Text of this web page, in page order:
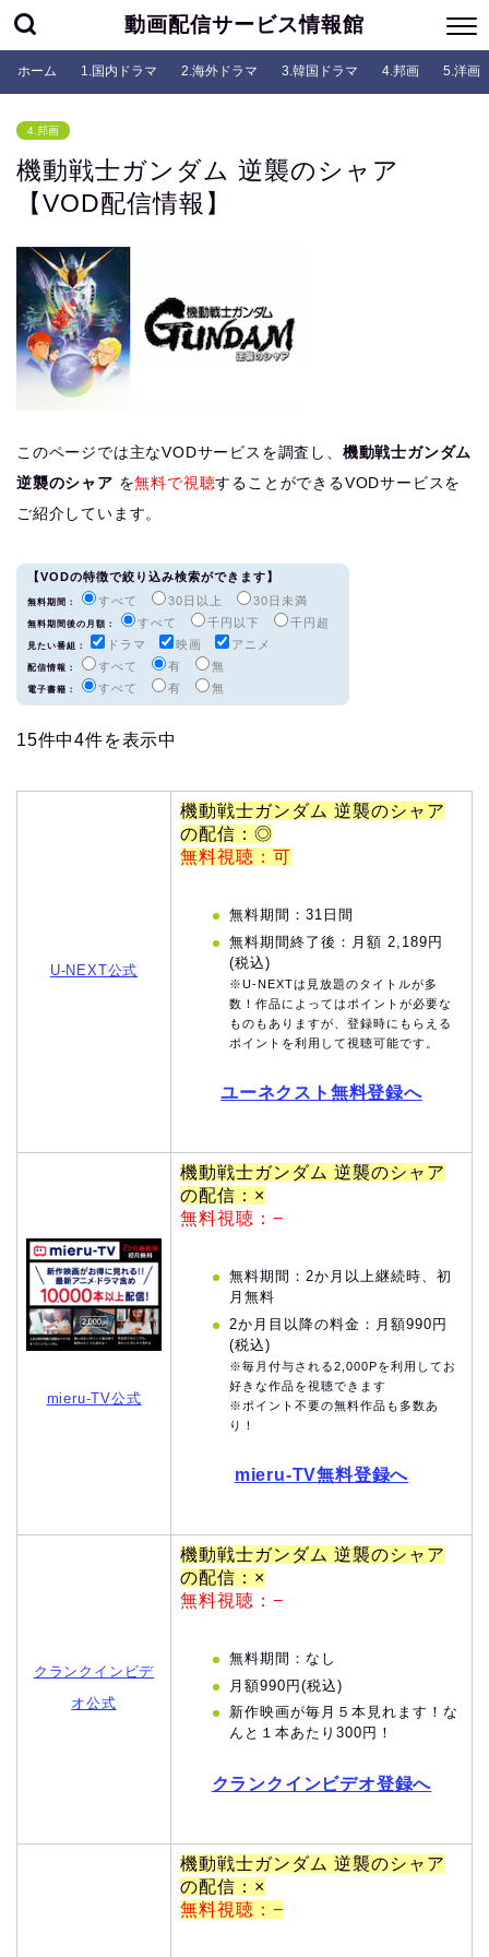
動画配信サービス情報館
ホーム 1.国内ドラマ 2.海外ドラマ 3.韓国ドラマ 4.邦画 5.洋画
4.邦画
機動戦士ガンダム 逆襲のシャア
【VOD配信情報】
このページでは主なVODサービスを調査し、 機動戦士ガンダム
逆襲のシャア を無料で視聴することができるVODサービスを
ご紹介しています。
【VODの特徴で絞り込み検索ができます】
無料期間： すべて 30日以上 30日未満
無料期間後の月額： すべて 千円以下 千円超
見たい番組： ドラマ 映画 アニメ
配信情報： すべて 有 無
電子書籍： すべて 有 無
15件中4件を表示中
U-NEXT公式
機動戦士ガンダム 逆襲のシャア
の配信：◎
無料視聴：可
無料期間：31日間
無料期間終了後：月額 2,189円
(税込)
※U-NEXTは見放題のタイトルが多
数！作品によってはポイントが必要な
ものもありますが、登録時にもらえる
ポイントを利用して視聴可能です。
ユーネクスト無料登録へ
mieru-TV公式
機動戦士ガンダム 逆襲のシャア
の配信：×
無料視聴：−
無料期間：2か月以上継続時、初
月無料
2か月目以降の料金：月額990円
(税込)
※毎月付与される2,000Pを利用してお
好きな作品を視聴できます
※ポイント不要の無料作品も多数あ
り！
mieru-TV無料登録へ
クランクインビデ
オ公式
機動戦士ガンダム 逆襲のシャア
の配信：×
無料視聴：−
無料期間：なし
月額990円(税込)
新作映画が毎月５本見れます！な
んと１本あたり300円！
クランクインビデオ登録へ
機動戦士ガンダム 逆襲のシャア
の配信：×
無料視聴：−